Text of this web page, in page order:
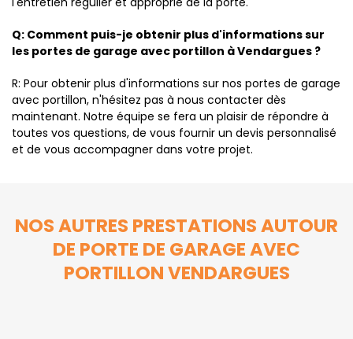
Q: Comment puis-je obtenir plus d'informations sur
les portes de garage avec portillon à Vendargues ?
R: Pour obtenir plus d'informations sur nos portes de garage
avec portillon, n'hésitez pas à nous contacter dès
maintenant. Notre équipe se fera un plaisir de répondre à
toutes vos questions, de vous fournir un devis personnalisé
et de vous accompagner dans votre projet.
NOS AUTRES PRESTATIONS AUTOUR
DE PORTE DE GARAGE AVEC
PORTILLON VENDARGUES